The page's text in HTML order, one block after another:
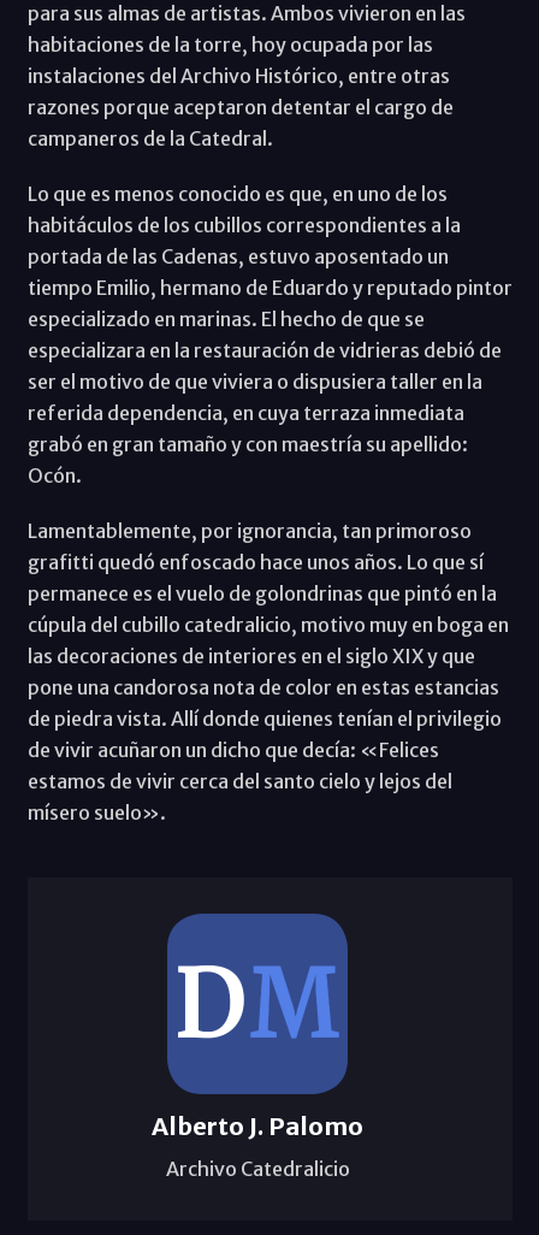
para sus almas de artistas. Ambos vivieron en las
habitaciones de la torre, hoy ocupada por las
instalaciones del Archivo Histórico, entre otras
razones porque aceptaron detentar el cargo de
campaneros de la Catedral.
Lo que es menos conocido es que, en uno de los
habitáculos de los cubillos correspondientes a la
portada de las Cadenas, estuvo aposentado un
tiempo Emilio, hermano de Eduardo y reputado pintor
especializado en marinas. El hecho de que se
especializara en la restauración de vidrieras debió de
ser el motivo de que viviera o dispusiera taller en la
referida dependencia, en cuya terraza inmediata
grabó en gran tamaño y con maestría su apellido:
Ocón.
Lamentablemente, por ignorancia, tan primoroso
grafitti quedó enfoscado hace unos años. Lo que sí
permanece es el vuelo de golondrinas que pintó en la
cúpula del cubillo catedralicio, motivo muy en boga en
las decoraciones de interiores en el siglo XIX y que
pone una candorosa nota de color en estas estancias
de piedra vista. Allí donde quienes tenían el privilegio
de vivir acuñaron un dicho que decía: «Felices
estamos de vivir cerca del santo cielo y lejos del
mísero suelo».
Alberto J. Palomo
Archivo Catedralicio